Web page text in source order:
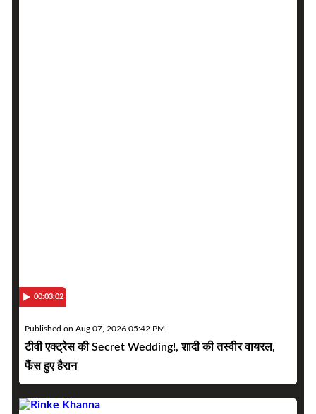
00:03:02
Published on Aug 07, 2026 05:42 PM
टीवी एक्ट्रेस की Secret Wedding!, शादी की तस्वीर वायरल,
फैंस हुए हैरान